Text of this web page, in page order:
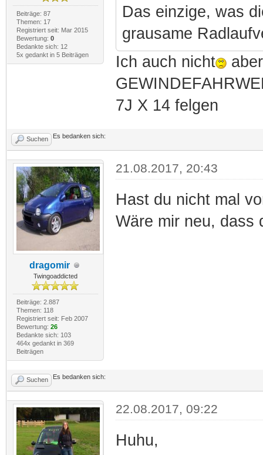
Beiträge: 87
Themen: 17
Registriert seit: Mar 2015
Bewertung: 0
Bedankte sich: 12
5x gedankt in 5 Beiträgen
Das einzige, was
grausame
Ich auch nicht
aber
7J X 14 felgen
Suchen Es bedanken sich:
dragomir
Twingoaddicted
Beiträge: 2.887
Themen: 118
Registriert seit: Feb 2007
Bewertung: 26
Bedankte sich: 103
464x gedankt in 369
Beiträgen
21.08.2017, 20:43
Hast du nicht mal
Wäre mir neu, dass
Suchen Es bedanken sich:
22.08.2017, 09:22
Huhu,